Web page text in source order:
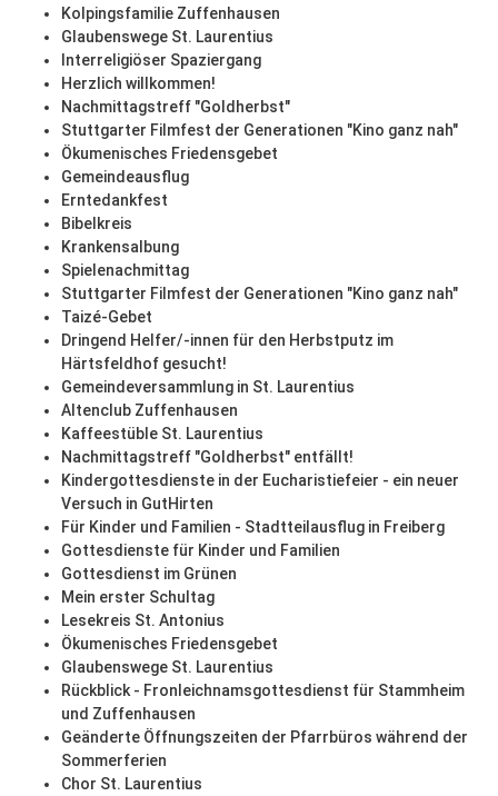
Kolpingsfamilie Zuffenhausen
Glaubenswege St. Laurentius
Interreligiöser Spaziergang
Herzlich willkommen!
Nachmittagstreff "Goldherbst"
Stuttgarter Filmfest der Generationen "Kino ganz nah"
Ökumenisches Friedensgebet
Gemeindeausflug
Erntedankfest
Bibelkreis
Krankensalbung
Spielenachmittag
Stuttgarter Filmfest der Generationen "Kino ganz nah"
Taizé-Gebet
Dringend Helfer/-innen für den Herbstputz im
Härtsfeldhof gesucht!
Gemeindeversammlung in St. Laurentius
Altenclub Zuffenhausen
Kaffeestüble St. Laurentius
Nachmittagstreff "Goldherbst" entfällt!
Kindergottesdienste in der Eucharistiefeier - ein neuer
Versuch in GutHirten
Für Kinder und Familien - Stadtteilausflug in Freiberg
Gottesdienste für Kinder und Familien
Gottesdienst im Grünen
Mein erster Schultag
Lesekreis St. Antonius
Ökumenisches Friedensgebet
Glaubenswege St. Laurentius
Rückblick - Fronleichnamsgottesdienst für Stammheim
und Zuffenhausen
Geänderte Öffnungszeiten der Pfarrbüros während der
Sommerferien
Chor St. Laurentius